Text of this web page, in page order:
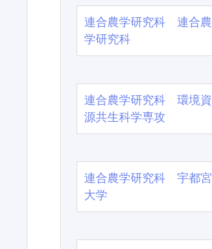
連合農学研究科 連合農
学研究科
連合農学研究科 環境資
源共生科学専攻
連合農学研究科 宇都宮
大学